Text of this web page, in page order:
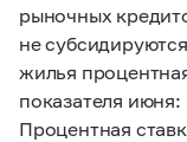
рыночных
не
жилья
показателя
Процентная